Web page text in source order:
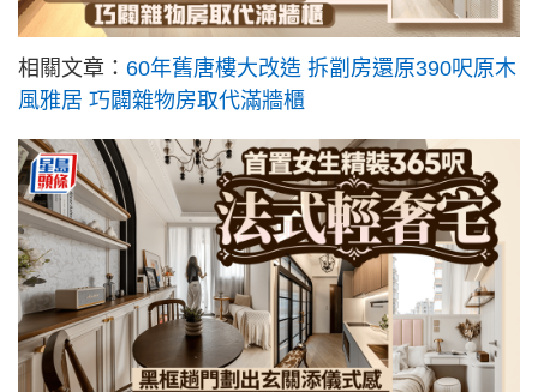
相關文章： 60年舊唐樓大改造 拆劏房還原390呎原木
風雅居 巧闢雜物房取代滿牆櫃